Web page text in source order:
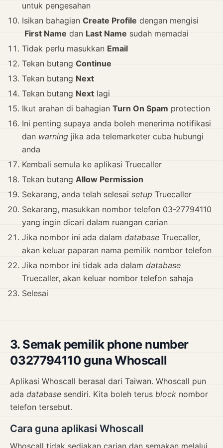
untuk pengesahan
Isikan bahagian Create Profile dengan mengisi
First Name dan Last Name sudah memadai
Tidak perlu masukkan Email
Tekan butang Continue
Tekan butang Next
Tekan butang Next lagi
Ikut arahan di bahagian Turn On Spam protection
Ini penting supaya anda boleh menerima notifikasi
dan warning jika ada telemarketer cuba hubungi
anda
Kembali semula ke aplikasi Truecaller
Tekan butang Allow Permission
Sekarang, anda telah selesai setup Truecaller
Sekarang, masukkan nombor telefon 03-27794110
yang ingin dicari dalam ruangan carian
Jika nombor ini ada dalam database Truecaller,
akan keluar paparan nama pemilik nombor telefon
Jika nombor ini tidak ada dalam database
Truecaller, akan keluar nombor telefon sahaja
Selesai
3. Semak pemilik phone number
0327794110 guna Whoscall
Aplikasi Whoscall berasal dari Taiwan. Whoscall pun
ada database sendiri. Kita boleh terus block nombor
telefon tersebut.
Cara guna aplikasi Whoscall
Whoscall tidak sediakan carian dan semakan melalui